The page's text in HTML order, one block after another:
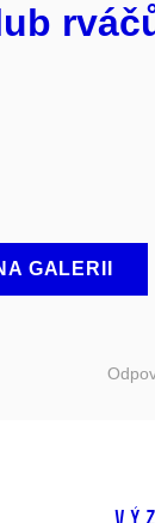
GALERII